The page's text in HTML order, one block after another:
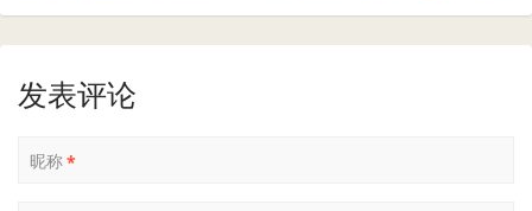
发表评论
昵称*